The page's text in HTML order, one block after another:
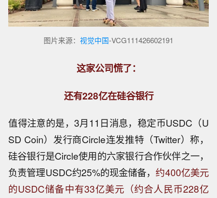
图片来源： 视觉中国-VCG111426602191
这家公司慌了：
还有228亿在硅谷银行
值得注意的是，3月11日消息，稳定币USDC（U
SD Coin）发行商Circle连发推特（Twitter）称，
硅谷银行是Circle使用的六家银行合作伙伴之一，
负责管理USDC约25%的现金储备，约400亿美元
的USDC储备中有33亿美元（约合人民币228亿